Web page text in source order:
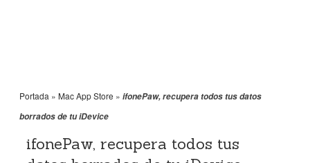
Portada » Mac App Store » ifonePaw, recupera todos tus datos
borrados de tu iDevice
ifonePaw, recupera todos tus